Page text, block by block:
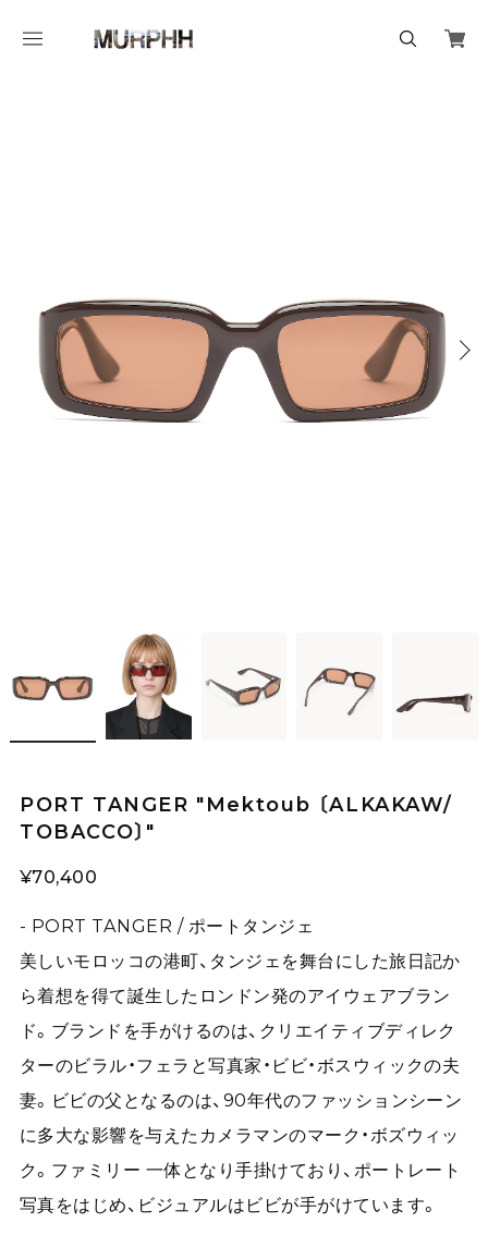
PORT TANGER "Mektoub 〔ALKAKAW/
TOBACCO〕"
¥70,400
- PORT TANGER / ポートタンジェ
美しいモロッコの港町、タンジェを舞台にした旅日記か
ら着想を得て誕生したロンドン発のアイウェアブラン
ド。ブランドを手がけるのは、クリエイティブディレク
ターのビラル・フェラと写真家・ビビ・ボスウィックの夫
妻。ビビの父となるのは、90年代のファッションシーン
に多大な影響を与えたカメラマンのマーク・ボズウィッ
ク。ファミリー 一体となり手掛けており、ポートレート
写真をはじめ、ビジュアルはビビが手がけています。